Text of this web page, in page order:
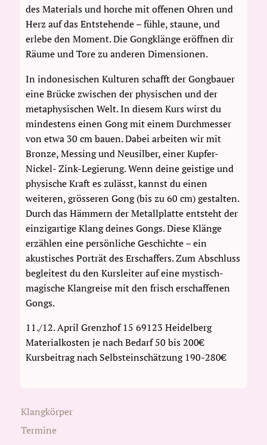
des Materials und horche mit offenen Ohren und
Herz auf das Entstehende – fühle, staune, und
erlebe den Moment. Die Gongklänge eröffnen dir
Räume und Tore zu anderen Dimensionen.
In indonesischen Kulturen schafft der Gongbauer
eine Brücke zwischen der physischen und der
metaphysischen Welt. In diesem Kurs wirst du
mindestens einen Gong mit einem Durchmesser
von etwa 30 cm bauen. Dabei arbeiten wir mit
Bronze, Messing und Neusilber, einer Kupfer-
Nickel- Zink-Legierung. Wenn deine geistige und
physische Kraft es zulässt, kannst du einen
weiteren, grösseren Gong (bis zu 60 cm) gestalten.
Durch das Hämmern der Metallplatte entsteht der
einzigartige Klang deines Gongs. Diese Klänge
erzählen eine persönliche Geschichte – ein
akustisches Porträt des Erschaffers. Zum Abschluss
begleitest du den Kursleiter auf eine mystisch-
magische Klangreise mit den frisch erschaffenen
Gongs.
11./12. April Grenzhof 15 69123 Heidelberg
Materialkosten je nach Bedarf 50 bis 200€
Kursbeitrag nach Selbsteinschätzung 190-280€
Klangkörper
Termine